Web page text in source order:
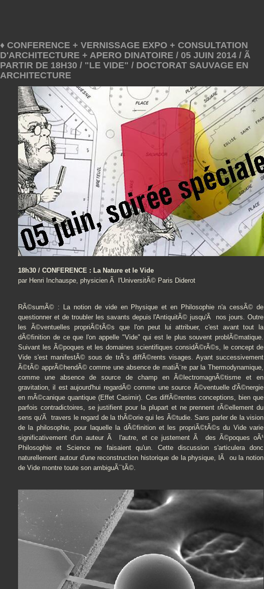
♦ CONFERENCE + VERNISSAGE EXPO + CONSULTATION
D'ARCHITECTURE + APERO DINATOIRE / 05 JUIN 2014 / Ã
PARTIR DE 18H30 / "LE VIDE" / DOCTORAT SAUVAGE EN
ARCHITECTURE
18h30 / CONFERENCE : La Nature et le Vide
par Henri Inchauspe, physicien Ã l'UniversitÃ© Paris Diderot
RÃ©sumÃ© : La notion de vide en Physique et en Philosophie n'a cessÃ© de
questionner et de troubler les savants depuis l'AntiquitÃ© jusqu'Ã nos jours. Outre
les Ã©ventuelles propriÃ©tÃ©s que l'on peut lui attribuer, c'est avant tout la
dÃ©finition de ce que l'on appelle "Vide" qui est le plus souvent problÃ©matique.
Suivant les Ã©poques et les domaines scientifiques considÃ©rÃ©s, le concept de
Vide s'est manifestÃ© sous de trÃ¨s diffÃ©rents visages. Ayant successivement
Ã©tÃ© apprÃ©hendÃ© comme une absence de matiÃ¨re par la Thermodynamique,
comme une absence de source de champ en Ã©lectromagnÃ©tisme et en
gravitation, il est aujourd'hui regardÃ© comme une source Ã©ventuelle d'Ã©nergie
en mÃ©canique quantique (Effet Casimir). Ces diffÃ©rentes conceptions, bien que
parfois contradictoires, se justifient pour la plupart et ne prennent rÃ©ellement du
sens qu'Ã travers le regard de la thÃ©orie qui les Ã©tudie. Sans parler de la vision
de la philosophie, pour laquelle la dÃ©finition et les propriÃ©tÃ©s du Vide varie
significativement d'un auteur Ã l'autre, et ce justement Ã des Ã©poques oÃ¹
Philosophie et Science ne faisaient qu'un. Cette discussion s'articulera donc
naturellement autour d'une reconstruction historique de la physique, lÃ ou la notion
de Vide montre toute son ambiguÃ¯tÃ©.